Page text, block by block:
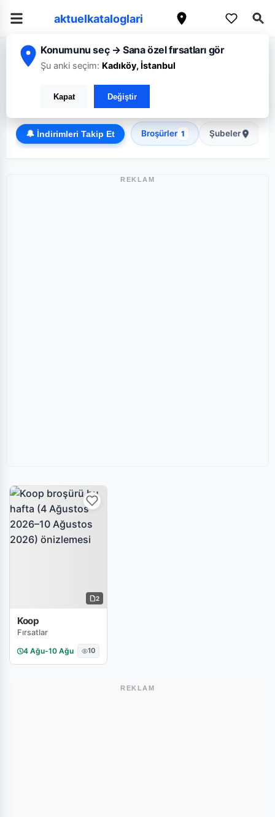
aktuelkataloglari
Konumunu seç → Sana özel fırsatları gör
Şu anki seçim: Kadıköy, İstanbul
Kapat Değiştir
Ana Sayfa/Kırşehir/ Koop
Discount
🔔 İndirimleri Takip Et Broşürler 1 Şubeler
REKLAM
2
Koop
Fırsatlar
4 Ağu-10 Ağu 10
REKLAM